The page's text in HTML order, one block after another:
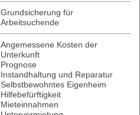
Grundsicherung für
Arbeitsuchende
Angemessene Kosten der
Unterkunft
Prognose
Instandhaltung und Reparatur
Selbstbewohntes Eigenheim
Hilfebefürftigkeit
Mieteinnahmen